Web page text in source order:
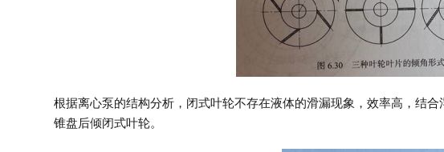
根据离心泵的结构分析，闭式叶轮不存在液体的滑漏现象，效率高，结
锥盘后倾闭式叶轮。